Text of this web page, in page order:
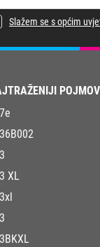
Slažem se s općim
POJMOVI
XL